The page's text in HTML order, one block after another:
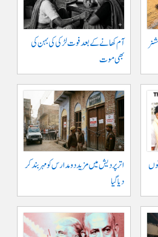
آم کھانے کے بعد فوت لڑکی کی بہن کی
بھی موت
اتر پردیش میں مزید دو مدارس کو مہر بند کر
دیا گیا